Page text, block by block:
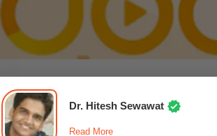
Dr. Hitesh Sewawat
Read More